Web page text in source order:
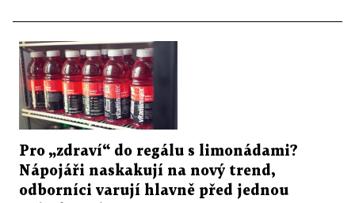
Pro „zdraví“ do regálu s limonádami?
Nápojáři naskakují na nový trend,
odborníci varují hlavně před jednou